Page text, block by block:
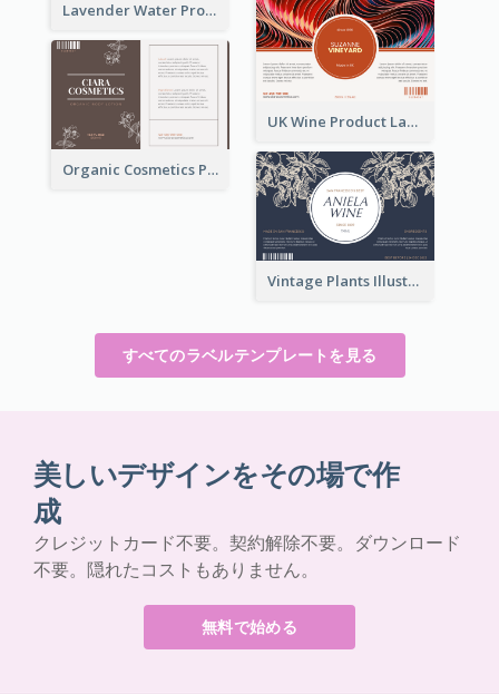
Lavender Water Product Label
UK Wine Product Label
Organic Cosmetics Product Label
Vintage Plants Illustration Wine Label
すべてのラベルテンプレートを見る
美しいデザインをその場で作
成
クレジットカード不要。契約解除不要。ダウンロード
不要。隠れたコストもありません。
無料で始める